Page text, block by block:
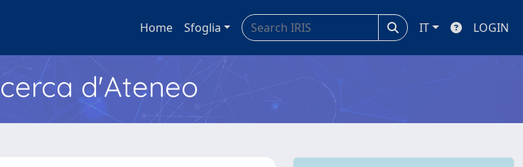
Home Sfoglia IT LOGIN
d'Ateneo